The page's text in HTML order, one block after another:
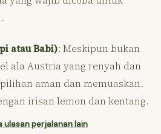
atau Babi): Meskipun bukan
ala Austria yang renyah dan
aman dan memuaskan.
irisan lemon dan kentang.
ulasan perjalanan lain